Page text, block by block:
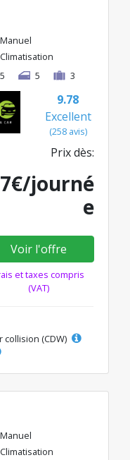
Manuel
Climatisation
5
5 3
9.78
Excellent
(258 avis)
Prix dès:
journé
e
Voir l'offre
et taxes compris
(VAT)
(CDW)
Manuel
Climatisation